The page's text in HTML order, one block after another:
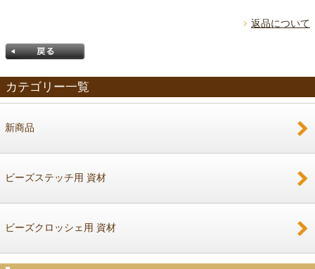
返品について
カテゴリー一覧
新商品
ビーズステッチ用 資材
ビーズクロッシェ用 資材